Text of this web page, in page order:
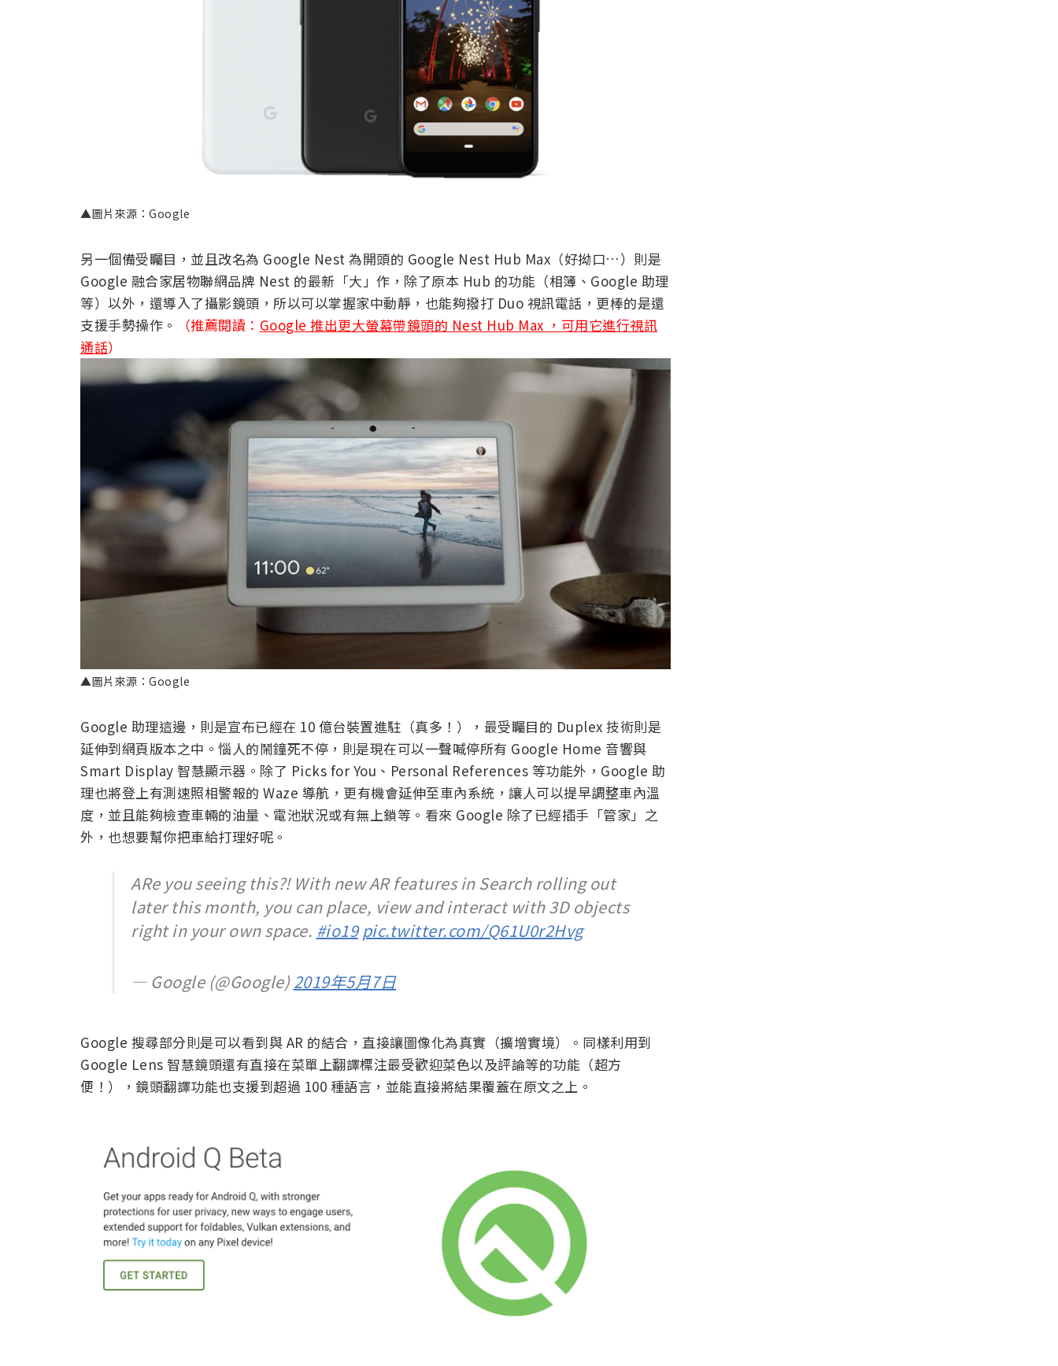
▲圖片來源：Google
另一個備受矚目，並且改名為 Google Nest 為開頭的 Google Nest Hub Max（好拗口…）則是
Google 融合家居物聯網品牌 Nest 的最新「大」作，除了原本 Hub 的功能（相簿、Google 助理
等）以外，還導入了攝影鏡頭，所以可以掌握家中動靜，也能夠撥打 Duo 視訊電話，更棒的是還
支援手勢操作。
（推薦閱讀： Google 推出更大螢幕帶鏡頭的 Nest Hub Max ，可用它進行視訊
通話）
▲圖片來源：Google
Google 助理這邊，則是宣布已經在 10 億台裝置進駐（真多！），最受矚目的 Duplex 技術則是
延伸到網頁版本之中。惱人的鬧鐘死不停，則是現在可以一聲喊停所有 Google Home 音響與
Smart Display 智慧顯示器。除了 Picks for You、Personal References 等功能外，Google 助
理也將登上有測速照相警報的 Waze 導航，更有機會延伸至車內系統，讓人可以提早調整車內溫
度，並且能夠檢查車輛的油量、電池狀況或有無上鎖等。看來 Google 除了已經插手「管家」之
外，也想要幫你把車給打理好呢。
ARe you seeing this?! With new AR features in Search rolling out
later this month, you can place, view and interact with 3D objects
right in your own space. #io19 pic.twitter.com/Q61U0r2Hvg
— Google (@Google) 2019年5月7日
Google 搜尋部分則是可以看到與 AR 的結合，直接讓圖像化為真實（擴增實境）。同樣利用到
Google Lens 智慧鏡頭還有直接在菜單上翻譯標注最受歡迎菜色以及評論等的功能（超方
便！），鏡頭翻譯功能也支援到超過 100 種語言，並能直接將結果覆蓋在原文之上。